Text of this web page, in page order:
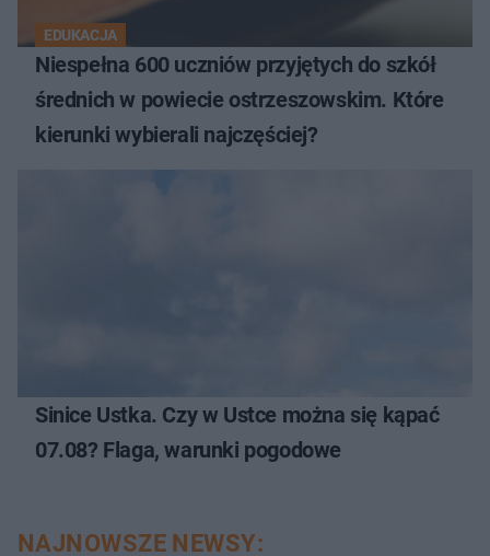
EDUKACJA
Niespełna 600 uczniów przyjętych do szkół
średnich w powiecie ostrzeszowskim. Które
kierunki wybierali najczęściej?
Sinice Ustka. Czy w Ustce można się kąpać
07.08? Flaga, warunki pogodowe
NAJNOWSZE NEWSY: